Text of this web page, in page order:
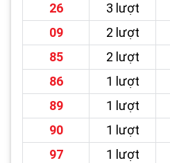
26
3 lượt
09
2 lượt
85
2 lượt
86
1 lượt
89
1 lượt
90
1 lượt
97
1 lượt